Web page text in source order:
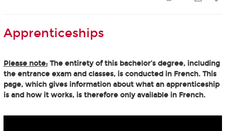
Apprenticeships
Please note:The entirety of this bachelor’s degree, including
the entrance exam and classes, is conducted in French. This
page, which gives information about what an apprenticeship
is and how it works, is therefore only available in French.